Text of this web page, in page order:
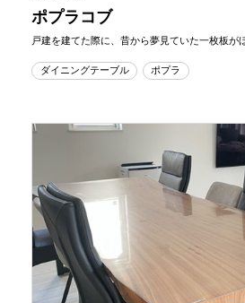
ポプラコブ
戸建を建てた際に、昔から夢見ていた一枚板が
ダイニングテーブル ポプラ